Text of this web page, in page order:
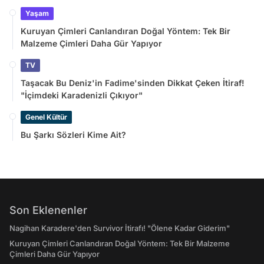
Yaşam
Kuruyan Çimleri Canlandıran Doğal Yöntem: Tek Bir
Malzeme Çimleri Daha Gür Yapıyor
TV
Taşacak Bu Deniz'in Fadime'sinden Dikkat Çeken İtiraf!
"İçimdeki Karadenizli Çıkıyor"
Genel Kültür
Bu Şarkı Sözleri Kime Ait?
Son Eklenenler
Nagihan Karadere'den Survivor İtirafı! "Ölene Kadar Giderim"
Kuruyan Çimleri Canlandıran Doğal Yöntem: Tek Bir Malzeme
Çimleri Daha Gür Yapıyor